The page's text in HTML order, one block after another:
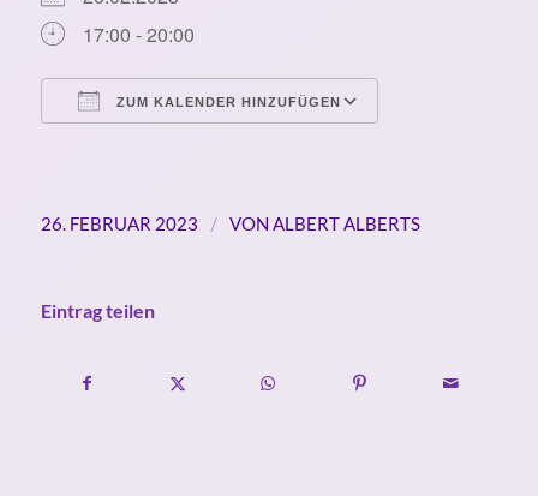
17:00 - 20:00
ZUM KALENDER HINZUFÜGEN
26. FEBRUAR 2023 / VON ALBERT ALBERTS
Eintrag teilen